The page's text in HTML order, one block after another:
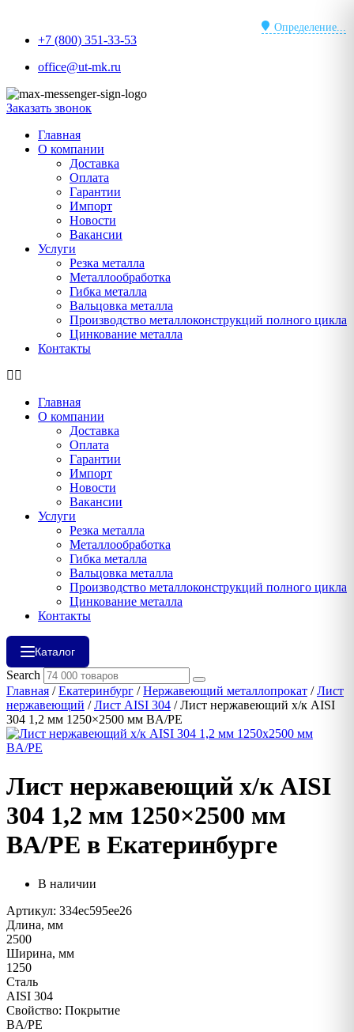
содержимому
Определение...
+7 (800) 351-33-53
office@ut-mk.ru
Заказать звонок
Главная
О компании
Доставка
Оплата
Гарантии
Импорт
Новости
Вакансии
Услуги
Резка металла
Металлообработка
Гибка металла
Вальцовка металла
Производство металлоконструкций полного цикла
Цинкование металла
Контакты
Главная
О компании
Доставка
Оплата
Гарантии
Импорт
Новости
Вакансии
Услуги
Резка металла
Металлообработка
Гибка металла
Вальцовка металла
Производство металлоконструкций полного цикла
Цинкование металла
Контакты
Каталог
Search
Главная /Екатеринбург /Нержавеющий металлопрокат /Лист
нержавеющий /Лист AISI 304 / Лист нержавеющий х/к AISI
304 1,2 мм 1250×2500 мм BA/PE
Лист нержавеющий х/к AISI
304 1,2 мм 1250×2500 мм
BA/PE в Екатеринбурге
В наличии
Артикул: 334ec595ee26
Длина, мм
2500
Ширина, мм
1250
Сталь
AISI 304
Свойство: Покрытие
BA/PE